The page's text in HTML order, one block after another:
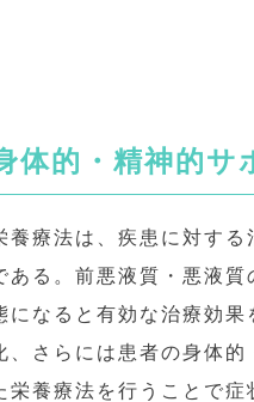
体的・精神的サ
養療法は、疾患に対す
ある。前悪液質・悪液
になると有効な治療効
、さらには患者の身体
栄養療法を行うことで